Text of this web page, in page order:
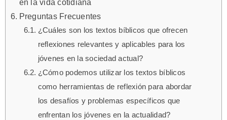
en la vida cotidiana
Preguntas Frecuentes
¿Cuáles son los textos bíblicos que ofrecen
reflexiones relevantes y aplicables para los
jóvenes en la sociedad actual?
¿Cómo podemos utilizar los textos bíblicos
como herramientas de reflexión para abordar
los desafíos y problemas específicos que
enfrentan los jóvenes en la actualidad?